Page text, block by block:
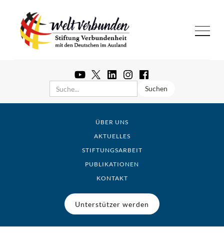
ÜBER UNS
AKTUELLES
STIFTUNGSARBEIT
PUBLIKATIONEN
KONTAKT
Unterstützer werden